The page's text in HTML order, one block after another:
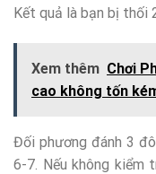
Kết quả là bạn bị thối
Xem thêm Chơi
cao không tốn
Đối phương đánh 3
6-7. Nếu không kiểm